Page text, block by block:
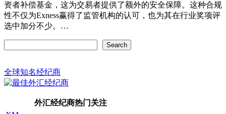
资者补偿基金，这为交易者提供了额外的安全保障。这种合规
性不仅为Exness赢得了监管机构的认可，也为其在行业奖项评
选中加分不少。…
Search
全球知名经纪商
外汇经纪商热门关注